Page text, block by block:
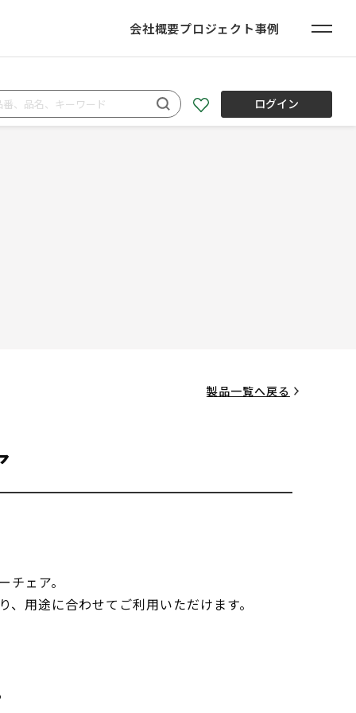
会社概要プロジェクト事例
ログイン
製品一覧へ戻る
チェア。
、用途に合わせてご利用いただけます。